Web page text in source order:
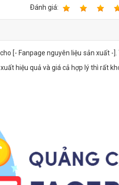
Bảng giá quảng cáo Facebook
Bảng giá quản trị Website
Bảng giá quản trị Fanpage Facebook
Ðánh giá:
[- Fanpage nguyên liệu sản xuất -
hiệu quả và giá cả hợp lý thì rất